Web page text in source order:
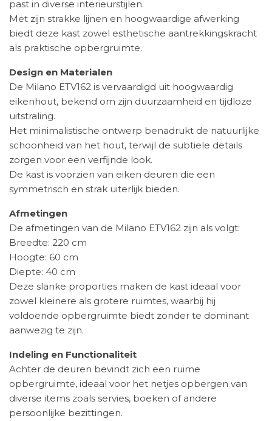
past in diverse interieurstijlen.
Met zijn strakke lijnen en hoogwaardige afwerking
biedt deze kast zowel esthetische aantrekkingskracht
als praktische opbergruimte.
Design en Materialen
De Milano ETV162 is vervaardigd uit hoogwaardig
eikenhout, bekend om zijn duurzaamheid en tijdloze
uitstraling.
Het minimalistische ontwerp benadrukt de natuurlijke
schoonheid van het hout, terwijl de subtiele details
zorgen voor een verfijnde look.
De kast is voorzien van eiken deuren die een
symmetrisch en strak uiterlijk bieden.
Afmetingen
De afmetingen van de Milano ETV162 zijn als volgt:
Breedte: 220 cm
Hoogte: 60 cm
Diepte: 40 cm
Deze slanke proporties maken de kast ideaal voor
zowel kleinere als grotere ruimtes, waarbij hij
voldoende opbergruimte biedt zonder te dominant
aanwezig te zijn.
Indeling en Functionaliteit
Achter de deuren bevindt zich een ruime
opbergruimte, ideaal voor het netjes opbergen van
diverse items zoals servies, boeken of andere
persoonlijke bezittingen.